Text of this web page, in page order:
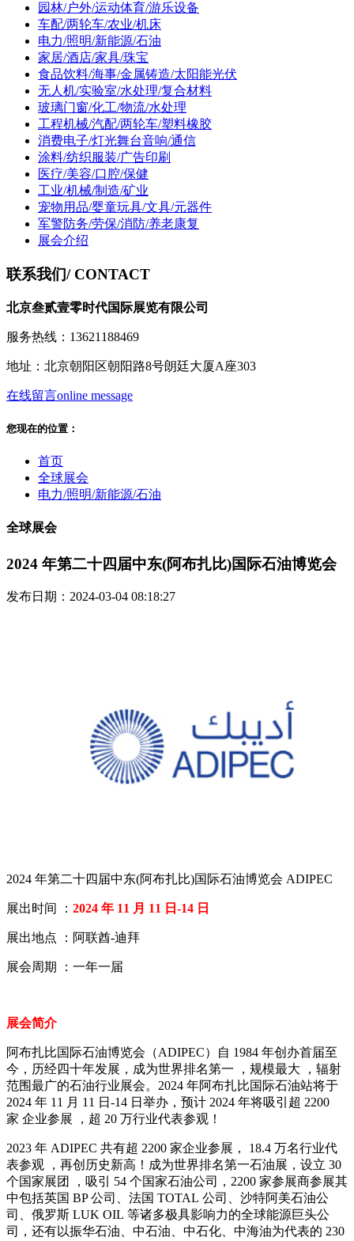
园林/户外/运动体育/游乐设备
车配/两轮车/农业/机床
电力/照明/新能源/石油
家居/酒店/家具/珠宝
食品饮料/海事/金属铸造/太阳能光伏
无人机/实验室/水处理/复合材料
玻璃门窗/化工/物流/水处理
工程机械/汽配/两轮车/塑料橡胶
消费电子/灯光舞台音响/通信
涂料/纺织服装/广告印刷
医疗/美容/口腔/保健
工业/机械/制造/矿业
宠物用品/婴童玩具/文具/元器件
军警防务/劳保/消防/养老康复
展会介绍
联系我们/ CONTACT
北京叁贰壹零时代国际展览有限公司
服务热线：13621188469
地址：北京朝阳区朝阳路8号朗廷大厦A座303
在线留言online message
您现在的位置：
首页
全球展会
电力/照明/新能源/石油
全球展会
2024 年第二十四届中东(阿布扎比)国际石油博览会
发布日期：2024-03-04 08:18:27
2024 年第二十四届中东(阿布扎比)国际石油博览会 ADIPEC
展出时间 ： 2024 年 11 月 11 日-14 日
展出地点 ：阿联酋-迪拜
展会周期 ：一年一届
展会简介
阿布扎比国际石油博览会（ADIPEC）自 1984 年创办首届至
今，历经四十年发展，成为世界排名第一 ，规模最大 ，辐射
范围最广的石油行业展会。2024 年阿布扎比国际石油站将于
2024 年 11 月 11 日-14 日举办，预计 2024 年将吸引超 2200
家 企业参展 ，超 20 万行业代表参观！
2023 年 ADIPEC 共有超 2200 家企业参展， 18.4 万名行业代
表参观 ，再创历史新高！成为世界排名第一石油展，设立 30
个国家展团 ，吸引 54 个国家石油公司，2200 家参展商参展其
中包括英国 BP 公司、法国 TOTAL 公司、沙特阿美石油公
司、俄罗斯 LUK OIL 等诸多极具影响力的全球能源巨头公
司，还有以振华石油、中石油、中石化、中海油为代表的 230